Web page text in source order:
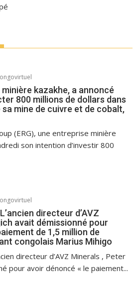
minière kazakhe, a annoncé
800 millions de dollars dans
mine de cuivre et de cobalt,
(ERG), une entreprise minière
son intention d’investir 800
directeur d’AVZ
avait démissionné pour
de 1,5 million de
congolais Marius Mihigo
directeur d’AVZ Minerals , Peter
pour avoir dénoncé « le paiement...